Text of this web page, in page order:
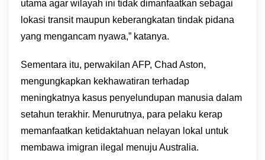
utama agar wilayah ini tidak dimanfaatkan sebagai
lokasi transit maupun keberangkatan tindak pidana
yang mengancam nyawa,” katanya.
Sementara itu, perwakilan AFP, Chad Aston,
mengungkapkan kekhawatiran terhadap
meningkatnya kasus penyelundupan manusia dalam
setahun terakhir. Menurutnya, para pelaku kerap
memanfaatkan ketidaktahuan nelayan lokal untuk
membawa imigran ilegal menuju Australia.